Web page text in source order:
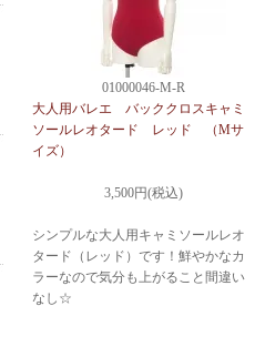
01000046-M-R
大人用バレエ バッククロスキャミ
ソールレオタード レッド （Mサ
イズ）
3,500円(税込)
シンプルな大人用キャミソールレオ
タード（レッド）です！鮮やかなカ
ラーなので気分も上がること間違い
なし☆